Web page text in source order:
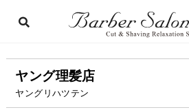
ヤング理髪店
ヤングリハツテン